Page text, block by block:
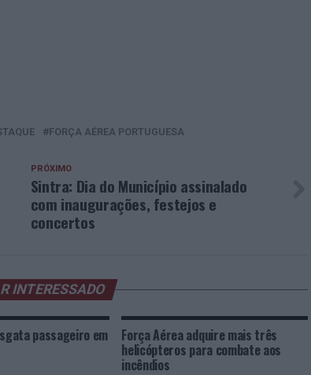
FORÇA AÉREA PORTUGUESA
PRÓXIMO
Sintra: Dia do Município assinalado
com inaugurações, festejos e
concertos
INTERESSADO
passageiro em Força Aérea adquire mais três
helicópteros para combate aos
incêndios